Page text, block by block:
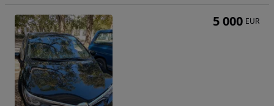
5 000 EUR